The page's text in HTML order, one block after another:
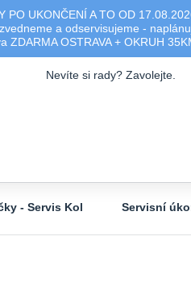
UKONČENÍ A TO OD
a odservisujeme -
OSTRAVA + OKRUH
Nevíte si rady? Zavolejte.
- Servis Kol Servisní